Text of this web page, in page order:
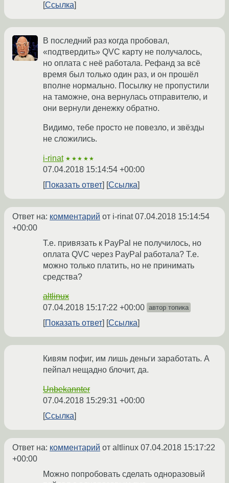
Ссылка
В последний раз когда пробовал,
«подтвердить» QVC карту не получалось,
но оплата с неё работала. Рефанд за всё
время был только один раз, и он прошёл
вполне нормально. Посылку не пропустили
на таможне, она вернулась отправителю, и
они вернули денежку обратно.
Видимо, тебе просто не повезло, и звёзды
не сложились.
i-rinat ★★★★★
07.04.2018 15:14:54 +00:00
Показать ответ
Ссылка
Ответ на: комментарий от i-rinat07.04.2018 15:14:54
+00:00
Т.е. привязать к PayPal не получилось, но
оплата QVC через PayPal работала? Т.е.
можно только платить, но не принимать
средства?
altlinux
07.04.2018 15:17:22 +00:00 автор топика
Показать ответ Ссылка
Кивям пофиг, им лишь деньги заработать. А
пейпал нещадно блочит, да.
Unbekannter
07.04.2018 15:29:31 +00:00
Ссылка
Ответ на: комментарий от altlinux 07.04.2018 15:17:22
+00:00
Можно попробовать сделать одноразовый